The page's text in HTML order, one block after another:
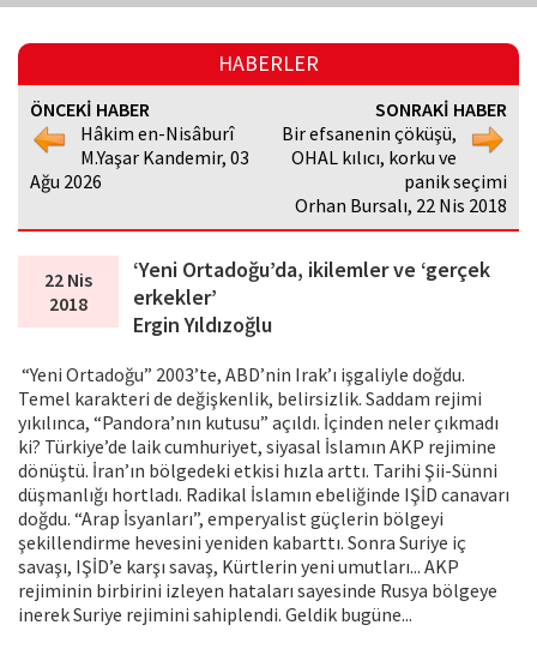
HABERLER
ÖNCEKİ HABER
Hâkim en-Nisâburî
M.Yaşar Kandemir, 03
Ağu 2026
SONRAKİ HABER
Bir efsanenin çöküşü,
OHAL kılıcı, korku ve
panik seçimi
Orhan Bursalı, 22 Nis 2018
22 Nis
2018
‘Yeni Ortadoğu’da, ikilemler ve ‘gerçek
erkekler’
Ergin Yıldızoğlu
“Yeni Ortadoğu” 2003’te, ABD’nin Irak’ı işgaliyle doğdu.
Temel karakteri de değişkenlik, belirsizlik. Saddam rejimi
yıkılınca, “Pandora’nın kutusu” açıldı. İçinden neler çıkmadı
ki? Türkiye’de laik cumhuriyet, siyasal İslamın AKP rejimine
dönüştü. İran’ın bölgedeki etkisi hızla arttı. Tarihi Şii-Sünni
düşmanlığı hortladı. Radikal İslamın ebeliğinde IŞİD canavarı
doğdu. “Arap İsyanları”, emperyalist güçlerin bölgeyi
şekillendirme hevesini yeniden kabarttı. Sonra Suriye iç
savaşı, IŞİD’e karşı savaş, Kürtlerin yeni umutları... AKP
rejiminin birbirini izleyen hataları sayesinde Rusya bölgeye
inerek Suriye rejimini sahiplendi. Geldik bugüne...